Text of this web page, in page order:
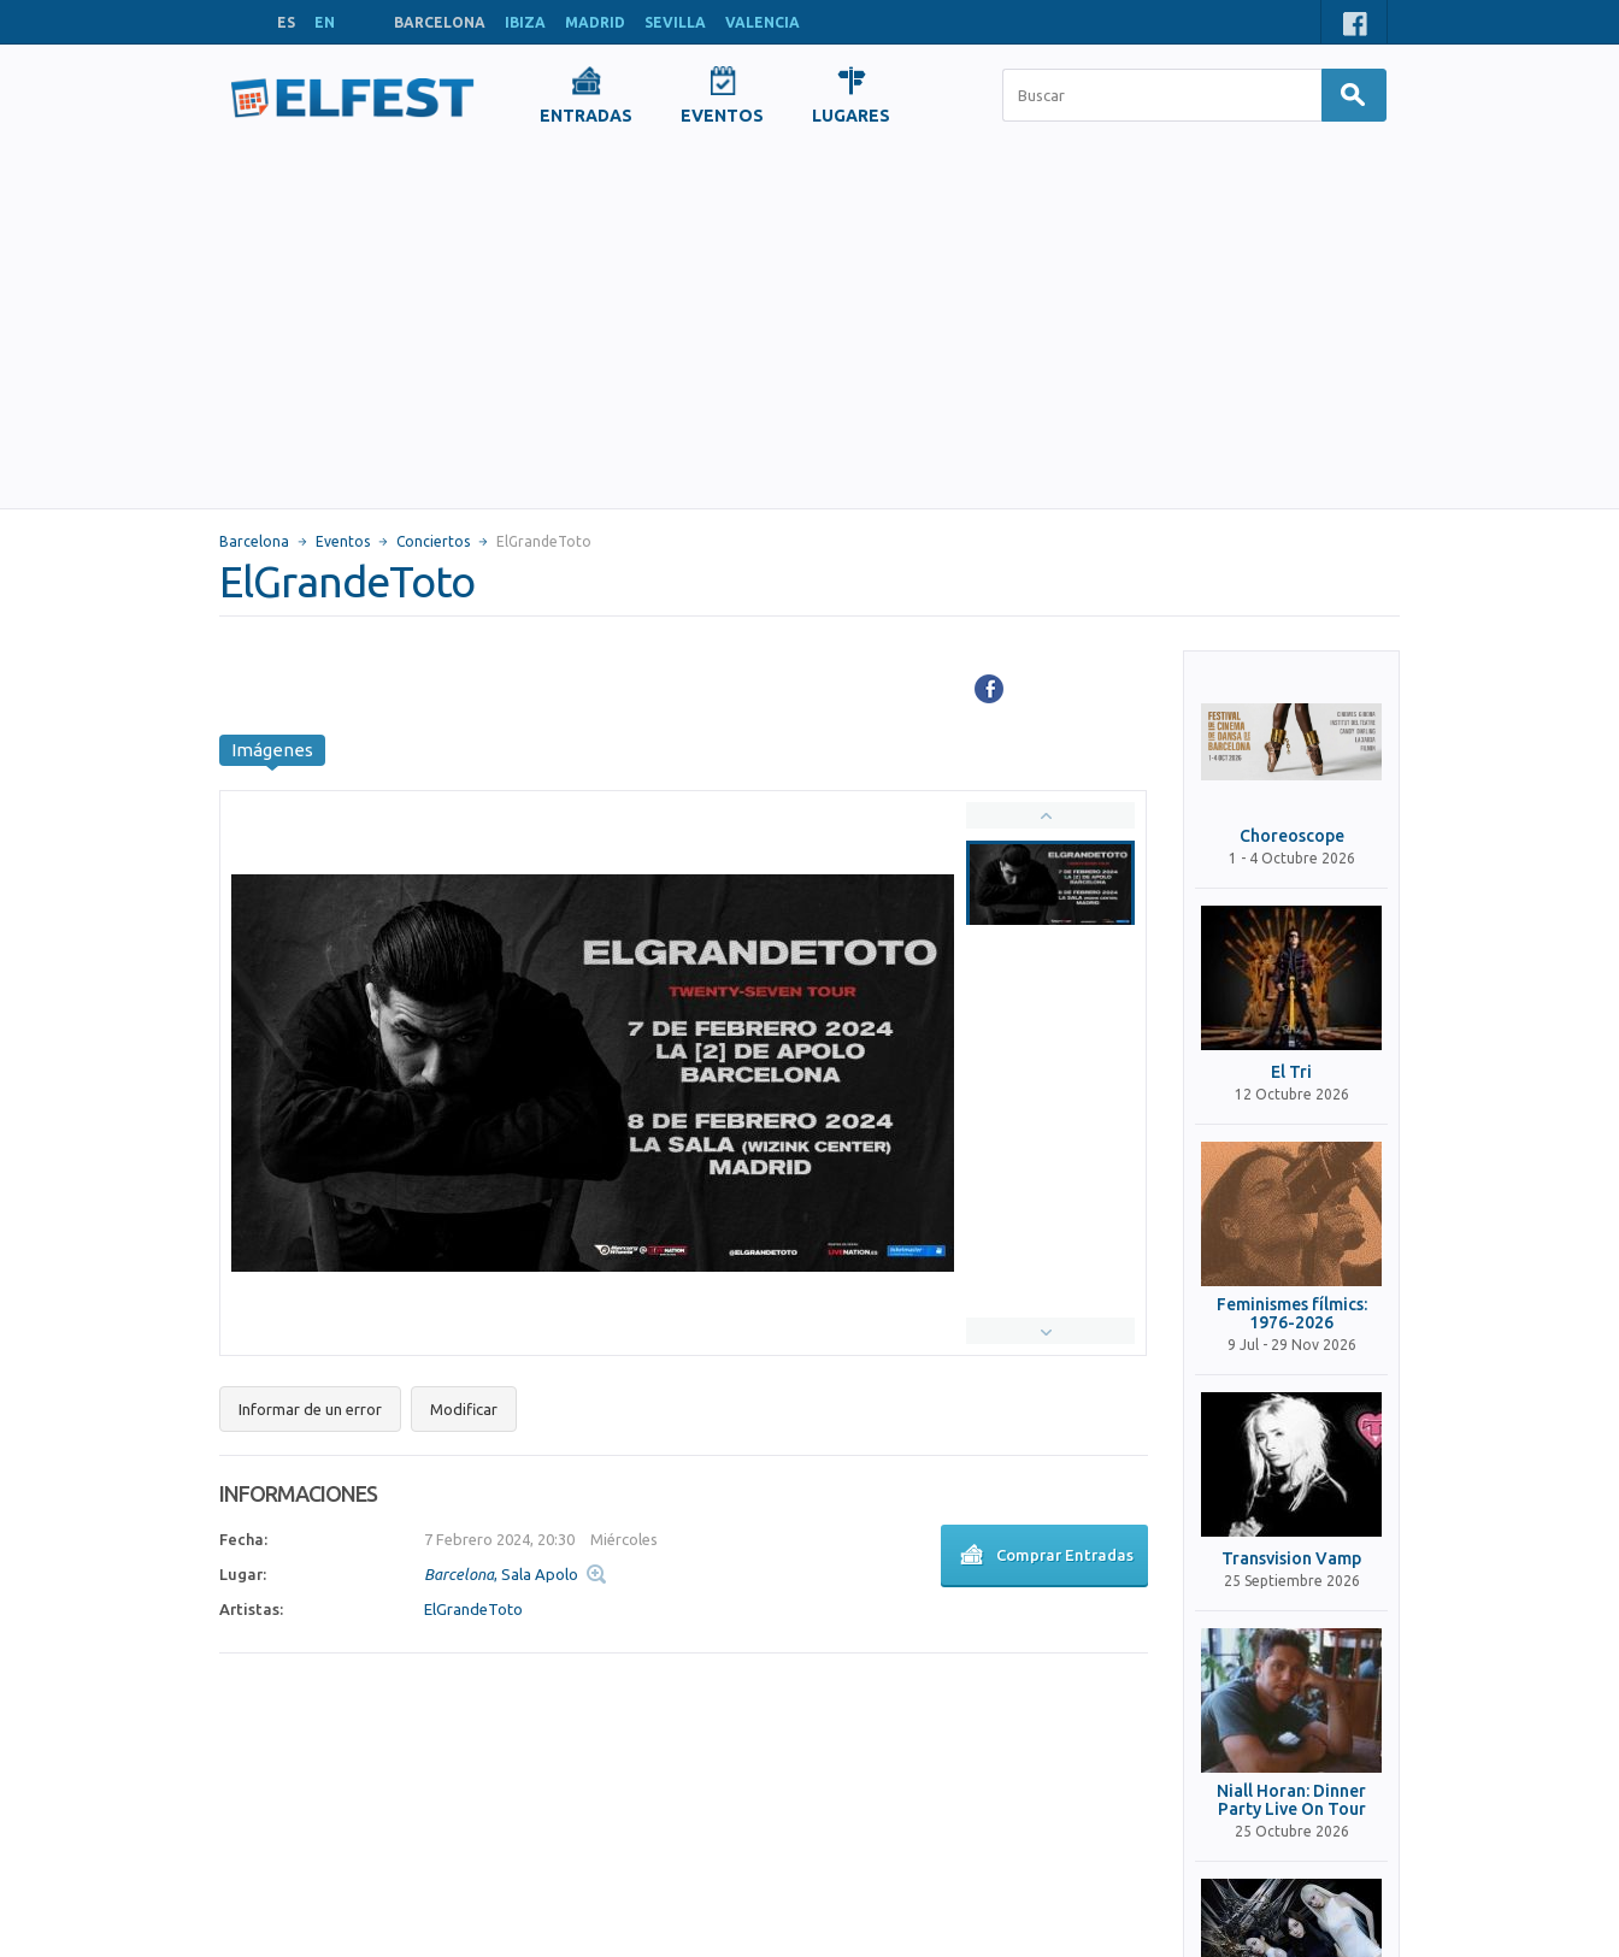
ES EN BARCELONA IBIZA MADRID SEVILLA VALENCIA
ENTRADAS EVENTOS LUGARES
Barcelona Eventos Conciertos ElGrandeToto
ElGrandeToto
Imágenes
Informar de un error Modificar
INFORMACIONES
Fecha: 7 Febrero 2024, 20:30 Miércoles
Lugar: Barcelona, Sala Apolo
Artistas: ElGrandeToto
Comprar Entradas
Choreoscope
1 - 4 Octubre 2026
El Tri
12 Octubre 2026
Feminismes fílmics:
1976-2026
9 Jul - 29 Nov 2026
Transvision Vamp
25 Septiembre 2026
Niall Horan: Dinner
Party Live On Tour
25 Octubre 2026